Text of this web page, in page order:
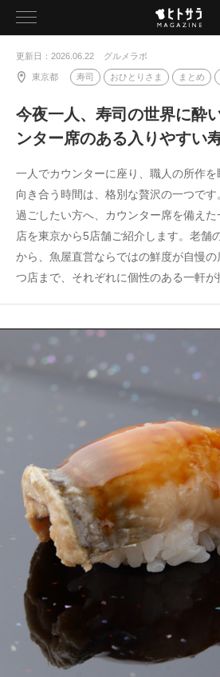
toggle
更新日：2026.06.22 グルメラボ
東京都 寿司 おひとりさま まとめ
今夜一人、寿司の世界に酔
ンター席のある入りやすい
一人でカウンターに座り、職人の所作
向き合う時間は、格別な贅沢の一つで
過ごしたい方へ、カウンター席を備え
店を東京から5店舗ご紹介します。老舗
から、魚屋直営ならではの鮮度が自慢
つ店まで、それぞれに個性のある一軒が